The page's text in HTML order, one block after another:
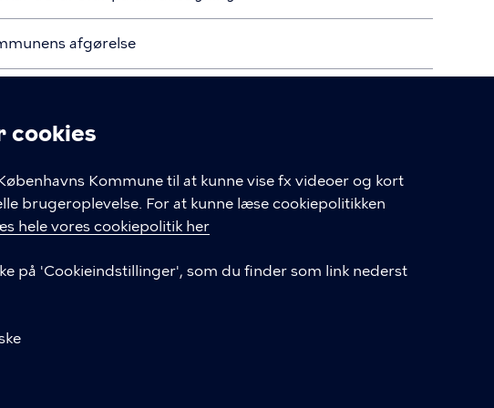
cookies
Kommune til at kunne vise fx videoer og kort
brugeroplevelse. For at kunne læse cookiepolitikken
hele vores cookiepolitik her
på 'Cookieindstillinger', som du finder som link nederst
afgørelse
til dit hjælpemiddel eller din boligændring, hvis du er 65 år eller